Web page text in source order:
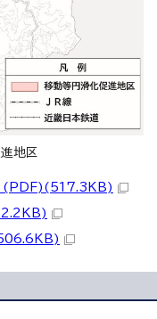
地区
(PDF)(517.3KB)